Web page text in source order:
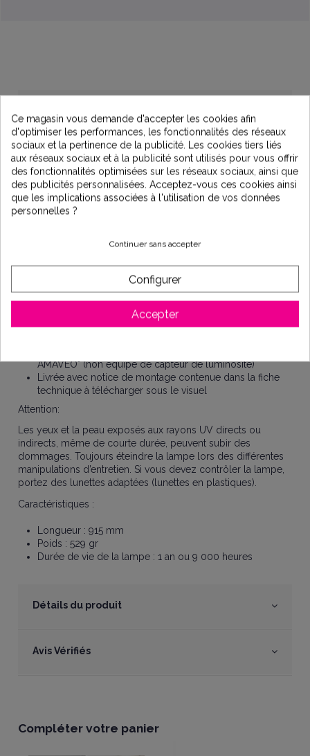
Lampe UVc 1-2m3/h pour centrale TX07 et
stérilisateur UV 2m3/h
Ce traitement évite tout traitement chimique tout en
conservant la qualité de l'eau de votre habitation.
précise, les micro-organismes pathogènes sont totalement
éliminés garantissant ainsi une eau bactériologiquement
Cette lampe UV est compatible avec deux types d'appareils
AMAVEO" (non équipé de capteur de luminosité)
Livrée avec notice de montage contenue dans la fiche
technique à télécharger sous le visuel
Attention:
Les yeux et la peau exposés aux rayons UV directs ou
indirects, même de courte durée, peuvent subir des
dommages. Toujours éteindre la lampe lors des différentes
manipulations d’entretien. Si vous devez contrôler la lampe,
portez des lunettes adaptées (lunettes en plastiques).
Caractéristiques :
Longueur : 915 mm
Poids : 529 gr
Durée de vie de la lampe : 1 an ou 9 000 heures
Détails du produit
Avis Vérifiés
Compléter votre panier
Ce magasin vous demande d'accepter les cookies afin
d'optimiser les performances, les fonctionnalités des réseaux
sociaux et la pertinence de la publicité. Les cookies tiers liés
aux réseaux sociaux et à la publicité sont utilisés pour vous offrir
des fonctionnalités optimisées sur les réseaux sociaux, ainsi que
des publicités personnalisées. Acceptez-vous ces cookies ainsi
que les implications associées à l'utilisation de vos données
personnelles ?
Continuer sans accepter
Configurer
Accepter